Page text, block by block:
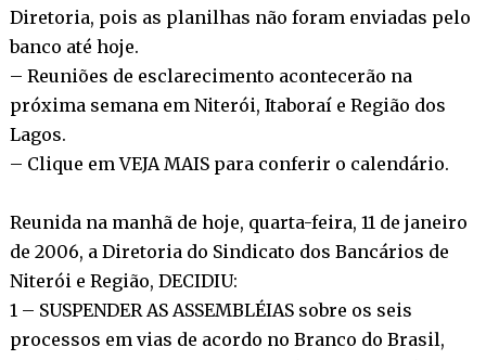
Diretoria, pois as planilhas não foram enviadas pelo
banco até hoje.
– Reuniões de esclarecimento acontecerão na
próxima semana em Niterói, Itaboraí e Região dos
Lagos.
– Clique em VEJA MAIS para conferir o calendário.
Reunida na manhã de hoje, quarta-feira, 11 de janeiro
de 2006, a Diretoria do Sindicato dos Bancários de
Niterói e Região, DECIDIU:
1 – SUSPENDER AS ASSEMBLÉIAS sobre os seis
processos em vias de acordo no Branco do Brasil,